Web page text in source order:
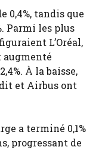
0,4%, tandis que
Parmi les plus
L’Oréal,
À la baisse,
et Airbus ont
a terminé 0,1%
progressant de